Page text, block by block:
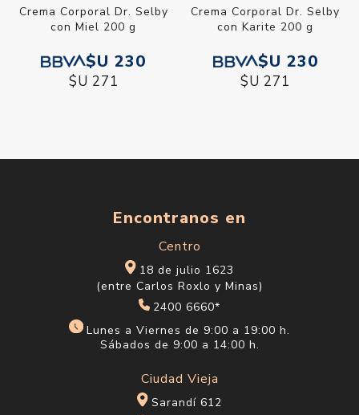
Crema Corporal Dr. Selby
con Miel 200 g
$U 230
$U 271
Crema Corporal Dr. Selby
con Karite 200 g
$U 230
$U 271
Encontranos en
Centro
18 de julio 1623
(entre Carlos Roxlo y Minas)
2400 6660*
Lunes a Viernes de 9:00 a 19:00 h.
Sábados de 9:00 a 14:00 h.
Ciudad Vieja
Sarandí 612